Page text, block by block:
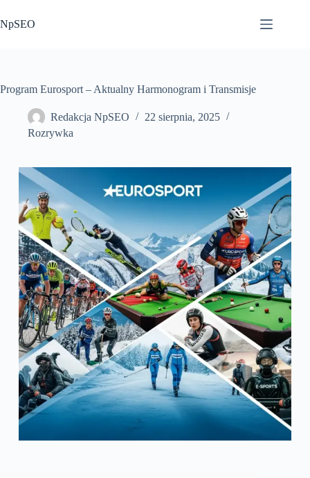
do
treści
NpSEO
Program Eurosport – Aktualny Harmonogram i Transmisje
Redakcja NpSEO
22 sierpnia, 2025
Rozrywka